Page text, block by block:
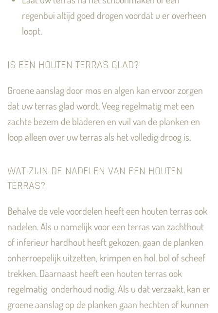
regenbui altijd goed drogen voordat u er overheen
loopt.
IS EEN HOUTEN TERRAS GLAD?
Groene aanslag door mos en algen kan ervoor zorgen
dat uw terras glad wordt. Veeg regelmatig met een
zachte bezem de bladeren en vuil van de planken en
loop alleen over uw terras als het volledig droog is.
WAT ZIJN DE NADELEN VAN EEN HOUTEN
TERRAS?
Behalve de vele voordelen heeft een houten terras ook
nadelen. Als u namelijk voor een terras van zachthout
of inferieur hardhout heeft gekozen, gaan de planken
onherroepelijk uitzetten, krimpen en hol, bol of scheef
trekken. Daarnaast heeft een houten terras ook
regelmatig onderhoud nodig. Als u dat verzaakt, kan er
groene aanslag op de planken gaan hechten of kunnen